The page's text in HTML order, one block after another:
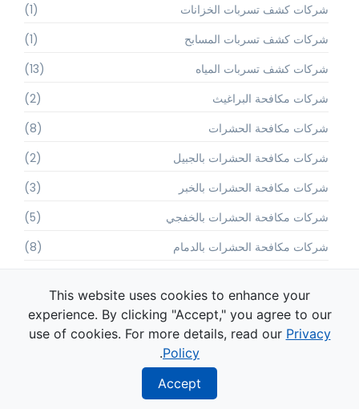
شركات كشف تسربات الخزانات
(1)
شركات كشف تسربات المسابح
(1)
شركات كشف تسربات المياه
(13)
شركات مكافحة البراغيث
(2)
شركات مكافحة الحشرات
(8)
شركات مكافحة الحشرات بالجبيل
(2)
شركات مكافحة الحشرات بالخبر
(3)
شركات مكافحة الحشرات بالخفجي
(5)
شركات مكافحة الحشرات بالدمام
(8)
شركات مكافحة الحشرات بالقصيم
شركات مكافحة الحشرات بالقطيف
(2)
شركات مكافحة الحشرات بالقنفذة
شركات مكافحة الحشرات بالمدينة المنورة
This website uses cookies to enhance your
experience. By clicking "Accept," you agree to our
use of cookies. For more details, read our Privacy
Policy
.
Accept